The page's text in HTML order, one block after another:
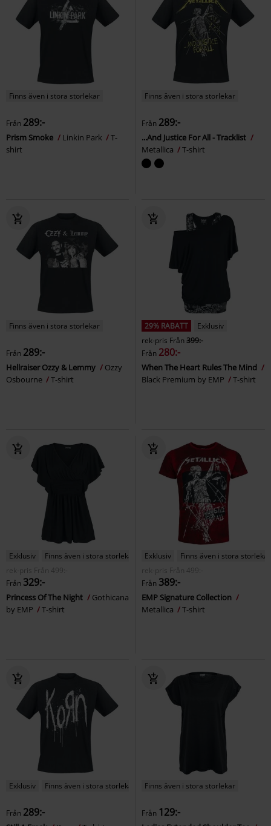
Finns även i stora storlekar
Från 289:-
Prism Smoke Linkin Park
T-
shirt
Finns även i stora storlekar
Från 289:-
...And Justice For All - Tracklist
Metallica
T-shirt
Finns även i stora storlekar
Från 289:-
Hellraiser Ozzy & Lemmy
Ozzy
Osbourne
T-shirt
29% RABATT
Exklusiv
rek-pris Från399:-
Från 280:-
When The Heart Rules The Mind
Black Premium by EMP
T-shirt
Exklusiv
Finns även i stora storlekar
rek-pris
Från
499:-
Från 329:-
Princess Of The Night
Gothicana
by EMP
T-shirt
Exklusiv
Finns även i stora storlekar
rek-pris
Från
499:-
Från 389:-
EMP Signature Collection
Metallica
T-shirt
Exklusiv Finns även i stora storlekar
Från 289:-
Finns även i stora storlekar
Från 129:-